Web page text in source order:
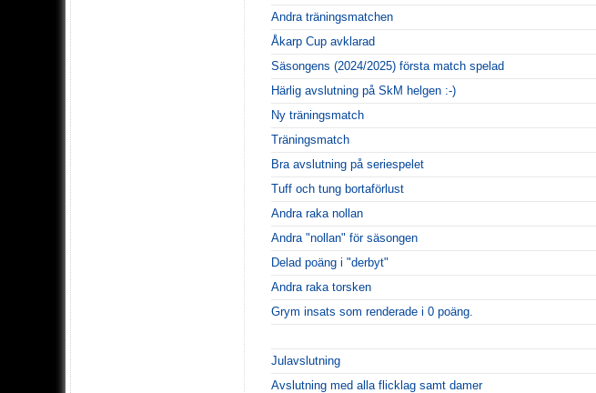
Andra träningsmatchen
Åkarp Cup avklarad
Säsongens (2024/2025) första match spelad
Härlig avslutning på SkM helgen :-)
Ny träningsmatch
Träningsmatch
Bra avslutning på seriespelet
Tuff och tung bortaförlust
Andra raka nollan
Andra "nollan" för säsongen
Delad poäng i "derbyt"
Andra raka torsken
Grym insats som renderade i 0 poäng.
Julavslutning
Avslutning med alla flicklag samt damer